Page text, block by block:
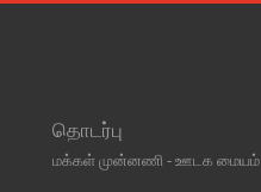
தொடர்பு
மக்கள் முன்னணி - ஊடக மையம்